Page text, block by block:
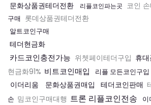
문화상품권테더전환 리플코인파는곳 코인
구매 롯데상품권테더전환
알트코인구매
테더현금화
카드코인충전가능 위쳇페이테더구입 휴
현금화91% 비트코인매입 리플 모든코인구입
이더리움 문화상품권매입 테더코인판매
손 밈코인구매대행 트론 리플코인전송 이